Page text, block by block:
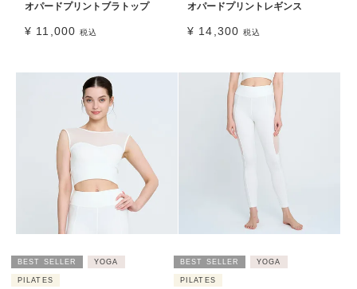
オパードプリントブラトップ
¥ 11,000 税込
オパードプリントレギンス
¥ 14,300 税込
BEST SELLER YOGA
PILATES
BEST SELLER YOGA
PILATES